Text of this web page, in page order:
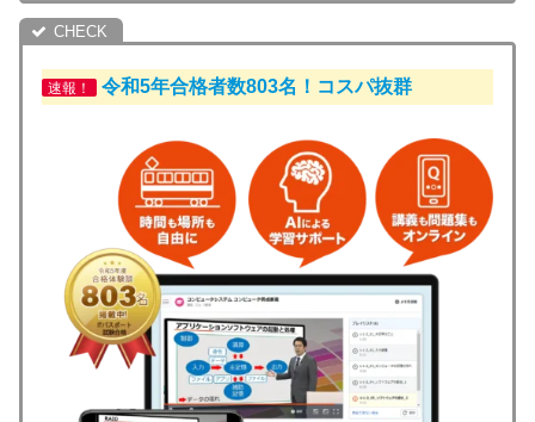
速報！ 令和5年合格者数803名！コスパ抜群